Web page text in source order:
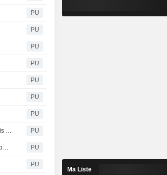
PU
PU
PU
PU
PU
PU
PU
Aeffe S p A : Update on negotiated resolution procedure for the business crisis - appointment of CRO PU
Aeffe S p A : Updates on negotiated composition of business crisis - Precautionary Measures PU
PU
Ma Liste